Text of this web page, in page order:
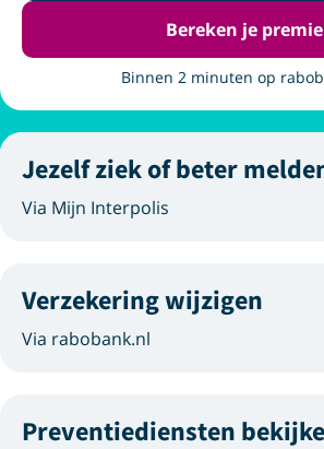
Bereken je premie
Binnen 2 minuten op
Jezelf ziek of beter
Via Mijn Interpolis
Verzekering wijzigen
Via rabobank.nl
Preventiediensten